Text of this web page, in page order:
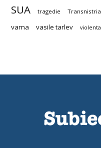
SUA tragedie Transnistria
vama vasile tarlev violenta